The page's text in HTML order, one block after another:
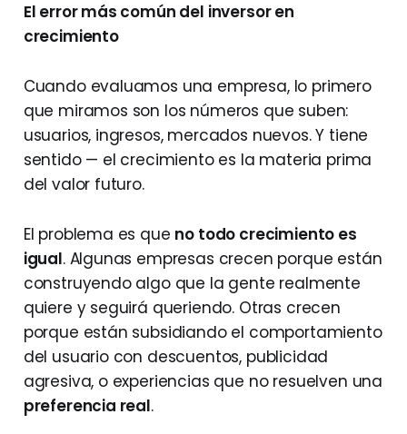
El error más común del inversor en
crecimiento
Cuando evaluamos una empresa, lo primero
que miramos son los números que suben:
usuarios, ingresos, mercados nuevos. Y tiene
sentido — el crecimiento es la materia prima
del valor futuro.
El problema es que no todo crecimiento es
igual. Algunas empresas crecen porque están
construyendo algo que la gente realmente
quiere y seguirá queriendo. Otras crecen
porque están subsidiando el comportamiento
del usuario con descuentos, publicidad
agresiva, o experiencias que no resuelven una
preferencia real.